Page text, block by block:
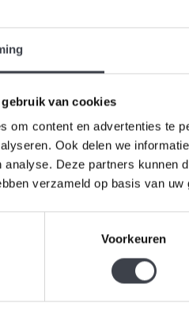
van cookies
om content en advertenties te
Ook delen we
analyse. Deze partners kunnen
verzameld op basis van
Voorkeuren
prachtige leeuw te zien is. De
kristal-collectie en wordt